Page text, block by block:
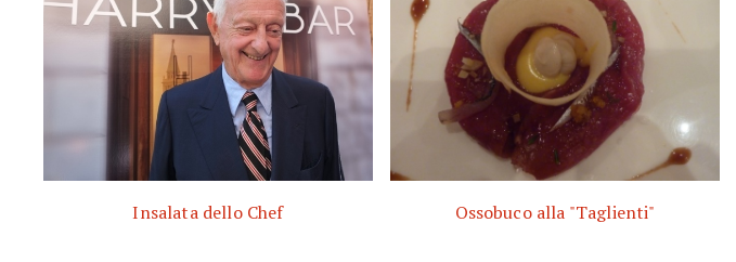
Insalata dello Chef Ossobuco alla "Taglienti"